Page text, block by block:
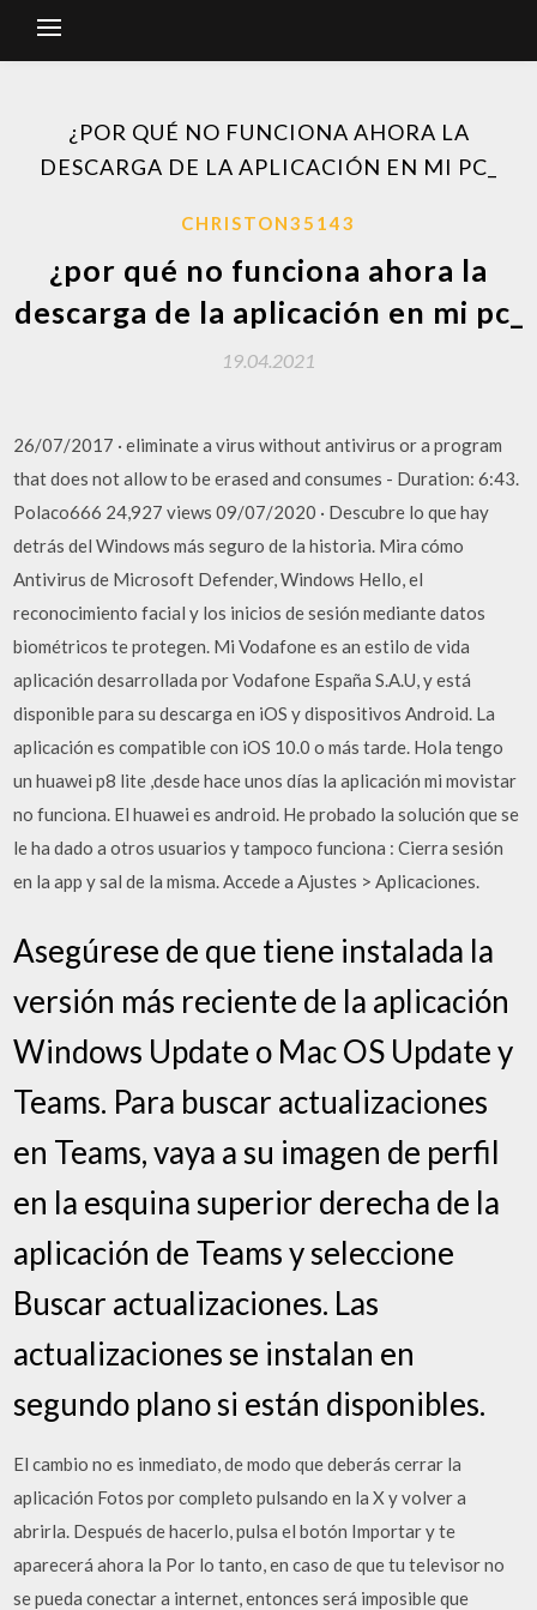
¿POR QUÉ NO FUNCIONA AHORA LA
DESCARGA DE LA APLICACIÓN EN MI PC_
CHRISTON35143
¿por qué no funciona ahora la
descarga de la aplicación en mi pc_
19.04.2021
26/07/2017 · eliminate a virus without antivirus or a program
that does not allow to be erased and consumes - Duration: 6:43.
Polaco666 24,927 views 09/07/2020 · Descubre lo que hay
detrás del Windows más seguro de la historia. Mira cómo
Antivirus de Microsoft Defender, Windows Hello, el
reconocimiento facial y los inicios de sesión mediante datos
biométricos te protegen. Mi Vodafone es an estilo de vida
aplicación desarrollada por Vodafone España S.A.U, y está
disponible para su descarga en iOS y dispositivos Android. La
aplicación es compatible con iOS 10.0 o más tarde. Hola tengo
un huawei p8 lite ,desde hace unos días la aplicación mi movistar
no funciona. El huawei es android. He probado la solución que se
le ha dado a otros usuarios y tampoco funciona : Cierra sesión
en la app y sal de la misma. Accede a Ajustes > Aplicaciones.
Asegúrese de que tiene instalada la
versión más reciente de la aplicación
Windows Update o Mac OS Update y
Teams. Para buscar actualizaciones
en Teams, vaya a su imagen de perfil
en la esquina superior derecha de la
aplicación de Teams y seleccione
Buscar actualizaciones. Las
actualizaciones se instalan en
segundo plano si están disponibles.
El cambio no es inmediato, de modo que deberás cerrar la
aplicación Fotos por completo pulsando en la X y volver a
abrirla. Después de hacerlo, pulsa el botón Importar y te
aparecerá ahora la Por lo tanto, en caso de que tu televisor no
se pueda conectar a internet, entonces será imposible que